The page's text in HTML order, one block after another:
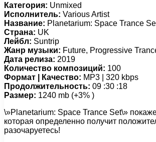
Категория: Unmixed
Исполнитель: Various Artist
Название: Planetarium: Space Trance
Страна: UK
Лейбл: Suntrip
Жанр музыки: Future, Progressive
Дата релиза: 2019
Количество композиций: 100
Формат | Качество: MP3 | 320 kbps
Продолжительность: 09 :30 :18
Размер: 1240 mb (+3% )
\»Planetarium: Space Trance Set\»
которая определенно получит
разочаруетесь!